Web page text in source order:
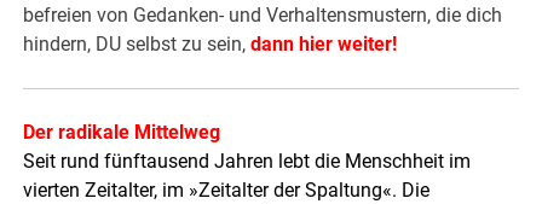
befreien von Gedanken- und Verhaltensmustern, die dich
hindern, DU selbst zu sein,dann hier weiter!
Der radikale Mittelweg
Seit rund fünftausend Jahren lebt die Menschheit im
vierten Zeitalter, im »Zeitalter der Spaltung«. Die